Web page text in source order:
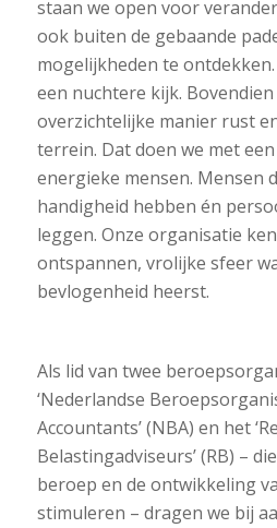
staan we open voor
ook buiten de gebaande
mogelijkheden te
een nuchtere kijk.
overzichtelijke manier rust
terrein. Dat doen we met
energieke mensen. Mensen
handigheid hebben én
leggen. Onze organisatie
ontspannen, vrolijke sfeer
bevlogenheid heerst.
Als lid van twee
‘Nederlandse
Accountants’ (NBA) en het
Belastingadviseurs’ (RB) –
beroep en de ontwikkeling
stimuleren – dragen we bij